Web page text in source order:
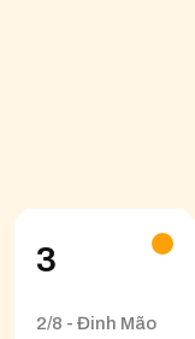
3
2/8 - Đinh Mão